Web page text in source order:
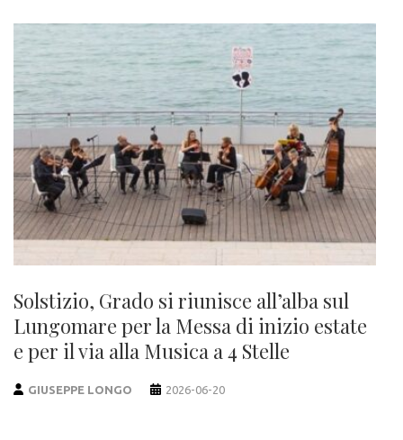
Solstizio, Grado si riunisce all’alba sul
Lungomare per la Messa di inizio estate
e per il via alla Musica a 4 Stelle
GIUSEPPE LONGO 2026-06-20